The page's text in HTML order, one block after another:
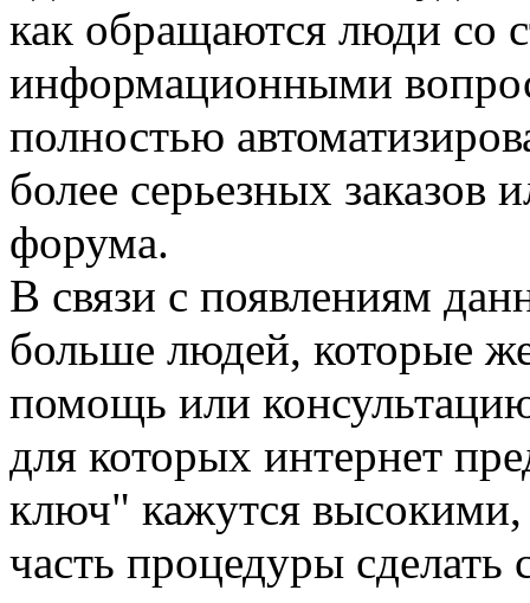
как обращаются люди со
информационными
полностью
более серьезных заказов
форума.
В связи с появлениям
больше людей, которые
помощь или
для которых интернет
ключ" кажутся
часть процедуры